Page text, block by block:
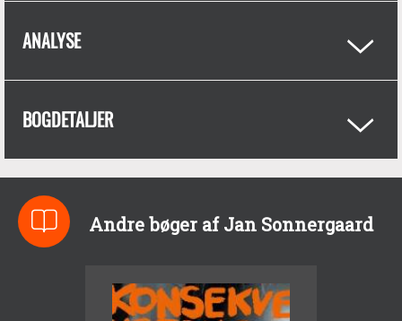
ANALYSE
BOGDETALJER
Andre bøger af Jan Sonnergaard